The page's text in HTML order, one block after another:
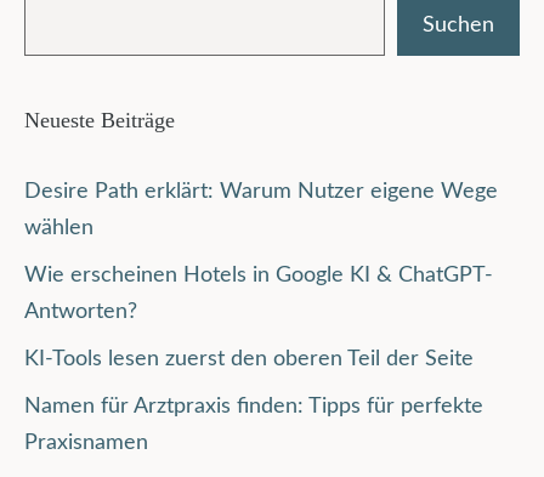
Suchen
Neueste Beiträge
Desire Path erklärt: Warum Nutzer eigene Wege
wählen
Wie erscheinen Hotels in Google KI & ChatGPT-
Antworten?
KI-Tools lesen zuerst den oberen Teil der Seite
Namen für Arztpraxis finden: Tipps für perfekte
Praxisnamen